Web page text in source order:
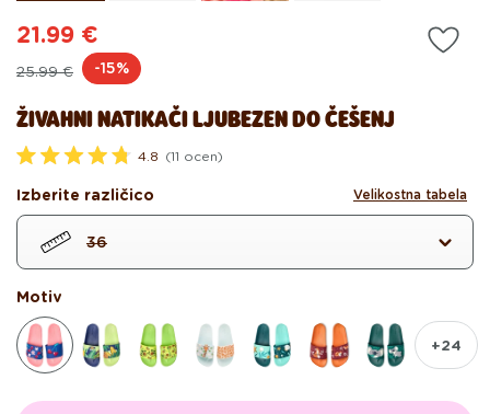
ŽIVAHNI NATIKAČI LJUBEZEN DO ČEŠENJ
c
e
n
n
z
8
o
4.8 (11 ocen)
Redna
25.99 €
Akcijska
21.99 €
-15%
Izberite različico Velikostna tabela
36
Motiv
+24